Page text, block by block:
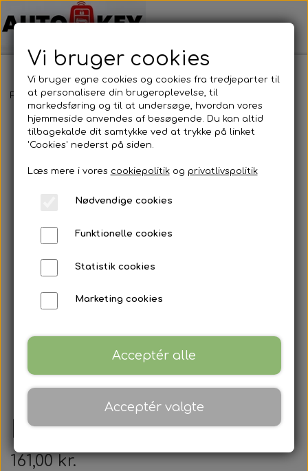
Forside Bilnøgler Nissan Nøglehus Nissan - Nøglehus
Nissan - Nøglehus
161,00 kr.
Vi bruger cookies
Vi bruger egne cookies og cookies fra tredjeparter til
at personalisere din brugeroplevelse, til
markedsføring og til at undersøge, hvordan vores
hjemmeside anvendes af besøgende. Du kan altid
tilbagekalde dit samtykke ved at trykke på linket
'Cookies' nederst på siden.
Læs mere i vores cookiepolitikog privatlivspolitik
Nødvendige cookies
Funktionelle cookies
Statistik cookies
Marketing cookies
Acceptér alle
Acceptér valgte